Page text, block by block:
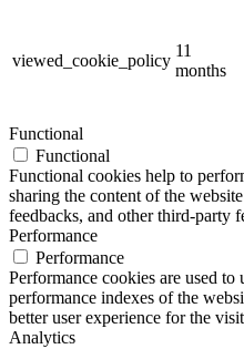
viewed_cookie_policy
11
months
Functional
Functional
Functional cookies help to
sharing the content of the
feedbacks, and other third-party
Performance
Performance
Performance cookies are used to
performance indexes of the
better user experience for the
Analytics